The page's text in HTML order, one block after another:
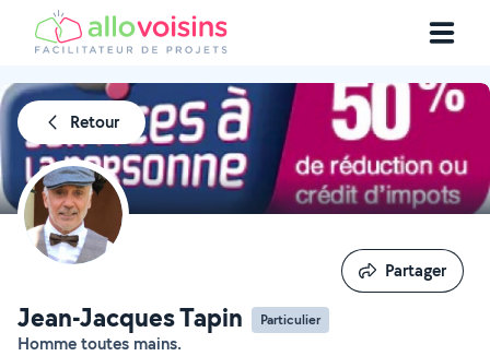
Retour
Jean-Jacques Tapin Particulier
Homme toutes mains.
Partager
Partager